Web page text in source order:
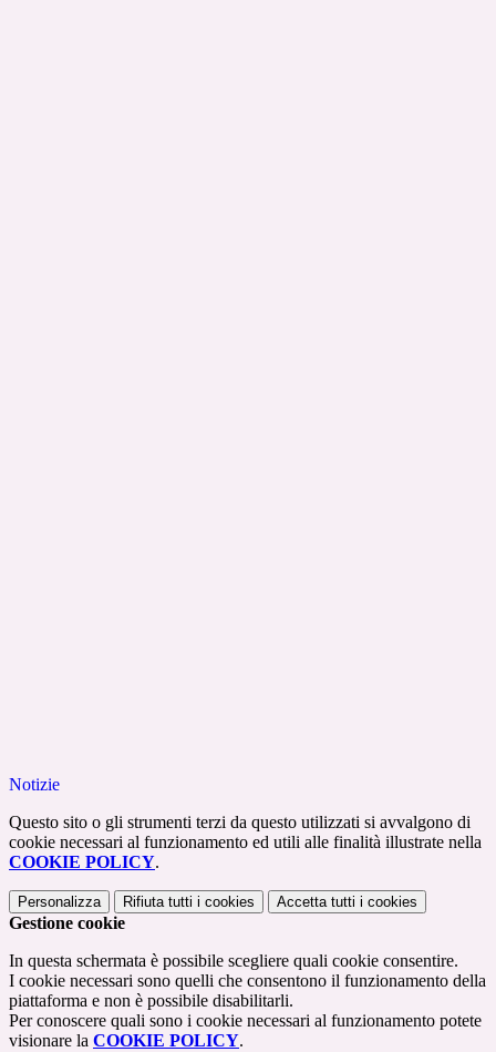
Notizie
Questo sito o gli strumenti terzi da questo utilizzati si avvalgono di
cookie necessari al funzionamento ed utili alle finalità illustrate nella
COOKIE POLICY.
Personalizza Rifiuta tutti i cookies Accetta tutti i cookies
Gestione cookie
In questa schermata è possibile scegliere quali cookie consentire.
I cookie necessari sono quelli che consentono il funzionamento della
piattaforma e non è possibile disabilitarli.
Per conoscere quali sono i cookie necessari al funzionamento potete
visionare la COOKIE POLICY.